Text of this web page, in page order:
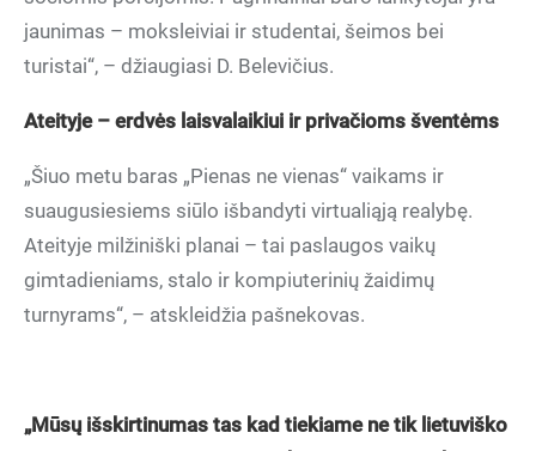
jaunimas – moksleiviai ir studentai, šeimos bei
turistai“, – džiaugiasi D. Belevičius.
Ateityje – erdvės laisvalaikiui ir privačioms šventėms
„Šiuo metu baras „Pienas ne vienas“ vaikams ir
suaugusiesiems siūlo išbandyti virtualiąją realybę.
Ateityje milžiniški planai – tai paslaugos vaikų
gimtadieniams, stalo ir kompiuterinių žaidimų
turnyrams“, – atskleidžia pašnekovas.
„Mūsų išskirtinumas tas kad tiekiame ne tik lietuviško